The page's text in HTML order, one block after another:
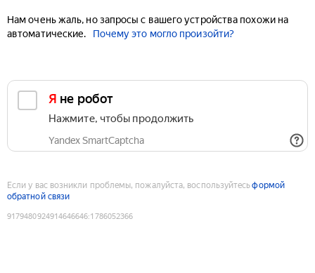
Нам очень жаль, но запросы с вашего устройства похожи на
автоматические.
Почему это могло произойти?
Я не робот
Нажмите, чтобы продолжить
Yandex SmartCaptcha
Если у вас возникли проблемы, пожалуйста, воспользуйтесьформой
обратной связи
9179480924914646646:1786052366